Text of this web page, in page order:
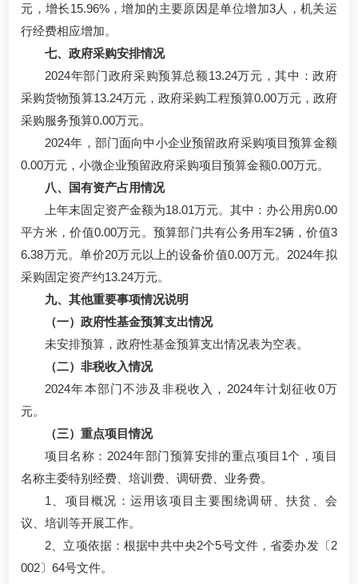
元，增长15.96%，增加的主要原因是单位增加3人，机关运
行经费相应增加。
七、政府采购安排情况
2024年部门政府采购预算总额13.24万元，其中：政府
采购货物预算13.24万元，政府采购工程预算0.00万元，政府
采购服务预算0.00万元。
2024年，部门面向中小企业预留政府采购项目预算金额
0.00万元，小微企业预留政府采购项目预算金额0.00万元。
八、国有资产占用情况
上年末固定资产金额为18.01万元。其中：办公用房0.00
平方米，价值0.00万元。预算部门共有公务用车2辆，价值3
6.38万元。单价20万元以上的设备价值0.00万元。2024年拟
采购固定资产约13.24万元。
九、其他重要事项情况说明
（一）政府性基金预算支出情况
未安排预算，政府性基金预算支出情况表为空表。
（二）非税收入情况
2024年本部门不涉及非税收入，2024年计划征收0万
元。
（三）重点项目情况
项目名称：2024年部门预算安排的重点项目1个，项目
名称主委特别经费、培训费、调研费、业务费。
1、项目概况：运用该项目主要围绕调研、扶贫、会
议、培训等开展工作。
2、立项依据：根据中共中央2个5号文件，省委办发〔2
002〕64号文件。